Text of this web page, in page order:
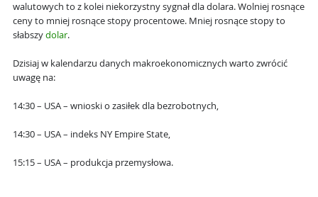
walutowych to z kolei niekorzystny sygnał dla dolara. Wolniej rosnące
ceny to mniej rosnące stopy procentowe. Mniej rosnące stopy to
słabszydolar.
Dzisiaj w kalendarzu danych makroekonomicznych warto zwrócić
uwagę na:
14:30 – USA – wnioski o zasiłek dla bezrobotnych,
14:30 – USA – indeks NY Empire State,
15:15 – USA – produkcja przemysłowa.